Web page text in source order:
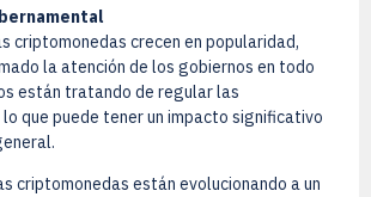
criptomonedas crecen en popularidad,
la atención de los gobiernos en todo
están tratando de regular las
que puede tener un impacto significativo
criptomonedas están evolucionando a un